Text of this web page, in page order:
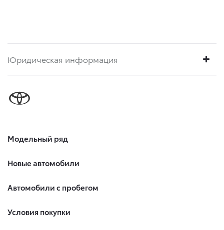
Юридическая информация
Модельный ряд
Новые автомобили
Автомобили с пробегом
Условия покупки